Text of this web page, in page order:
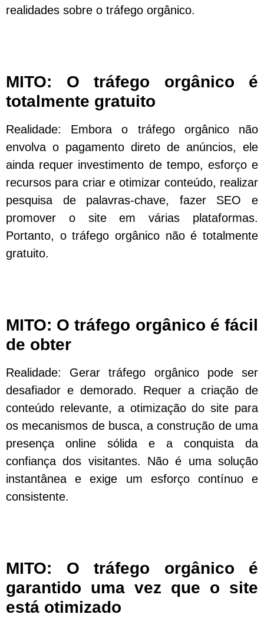
realidades sobre o tráfego orgânico.
MITO: O tráfego orgânico é
totalmente gratuito
Realidade: Embora o tráfego orgânico não
envolva o pagamento direto de anúncios, ele
ainda requer investimento de tempo, esforço e
recursos para criar e otimizar conteúdo, realizar
pesquisa de palavras-chave, fazer SEO e
promover o site em várias plataformas.
Portanto, o tráfego orgânico não é totalmente
gratuito.
MITO: O tráfego orgânico é fácil
de obter
Realidade: Gerar tráfego orgânico pode ser
desafiador e demorado. Requer a criação de
conteúdo relevante, a otimização do site para
os mecanismos de busca, a construção de uma
presença online sólida e a conquista da
confiança dos visitantes. Não é uma solução
instantânea e exige um esforço contínuo e
consistente.
MITO: O tráfego orgânico é
garantido uma vez que o site
está otimizado